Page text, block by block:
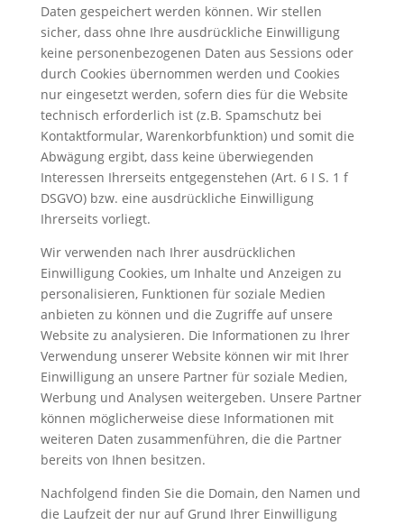
Daten gespeichert werden können. Wir stellen
sicher, dass ohne Ihre ausdrückliche Einwilligung
keine personenbezogenen Daten aus Sessions oder
durch Cookies übernommen werden und Cookies
nur eingesetzt werden, sofern dies für die Website
technisch erforderlich ist (z.B. Spamschutz bei
Kontaktformular, Warenkorbfunktion) und somit die
Abwägung ergibt, dass keine überwiegenden
Interessen Ihrerseits entgegenstehen (Art. 6 I S. 1 f
DSGVO) bzw. eine ausdrückliche Einwilligung
Ihrerseits vorliegt.
Wir verwenden nach Ihrer ausdrücklichen
Einwilligung Cookies, um Inhalte und Anzeigen zu
personalisieren, Funktionen für soziale Medien
anbieten zu können und die Zugriffe auf unsere
Website zu analysieren. Die Informationen zu Ihrer
Verwendung unserer Website können wir mit Ihrer
Einwilligung an unsere Partner für soziale Medien,
Werbung und Analysen weitergeben. Unsere Partner
können möglicherweise diese Informationen mit
weiteren Daten zusammenführen, die die Partner
bereits von Ihnen besitzen.
Nachfolgend finden Sie die Domain, den Namen und
die Laufzeit der nur auf Grund Ihrer Einwilligung